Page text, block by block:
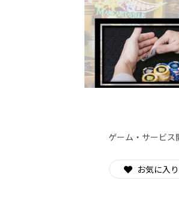
ゲーム・サービス
お気に入